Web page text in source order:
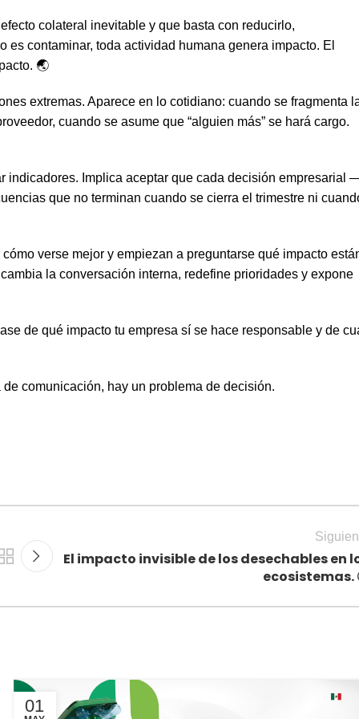
colateral inevitable y que basta con reducirlo,
contaminar, toda actividad humana genera impacto. El
🌏
extremas. Aparece en lo cotidiano: cuando se fragmenta
cuando se asume que “alguien más” se hará cargo.
indicadores. Implica aceptar que cada decisión empresarial
que no terminan cuando se cierra el trimestre ni
verse mejor y empiezan a preguntarse qué impacto
la conversación interna, redefine prioridades y expone
de qué impacto tu empresa sí se hace responsable y de
comunicación, hay un problema de decisión.
El impacto invisible de los desechables en
ecosistemas.
01